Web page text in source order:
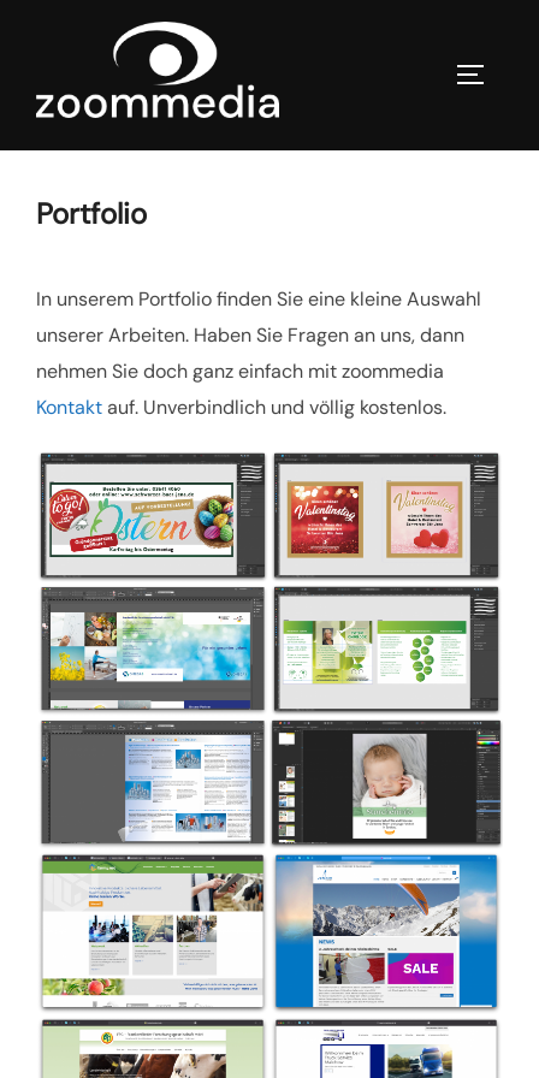
Portfolio
In unserem Portfolio finden Sie eine kleine Auswahl
unserer Arbeiten. Haben Sie Fragen an uns, dann
nehmen Sie doch ganz einfach mit zoommedia
Kontaktauf. Unverbindlich und völlig kostenlos.